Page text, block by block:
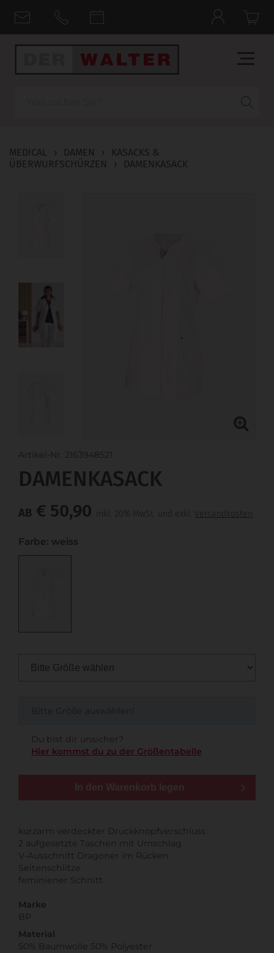
MEDICAL › DAMEN ›
KASACKS &
ÜBERWURFSCHÜRZEN
› DAMENKASACK
Artikel-Nr. 2163948521
DAMENKASACK
AB € 50,90 inkl. 20% MwSt. und exkl. Versandkosten
Farbe: weiss
Bitte Größe auswählen!
Du bist dir unsicher?
Hier kommst du zu der Größentabelle
In den Warenkorb legen
kurzarm verdeckter Druckknopfverschluss
2 aufgesetzte Taschen mit Umschlag
V-Ausschnitt Dragoner im Rücken
Seitenschlitze
feminiener Schnitt
Marke
BP
Material
50% Baumwolle 50% Polyester